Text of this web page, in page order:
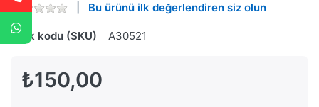
Bu ürünü ilk değerlendiren siz olun
Stok kodu (SKU) A30521
₺150,00